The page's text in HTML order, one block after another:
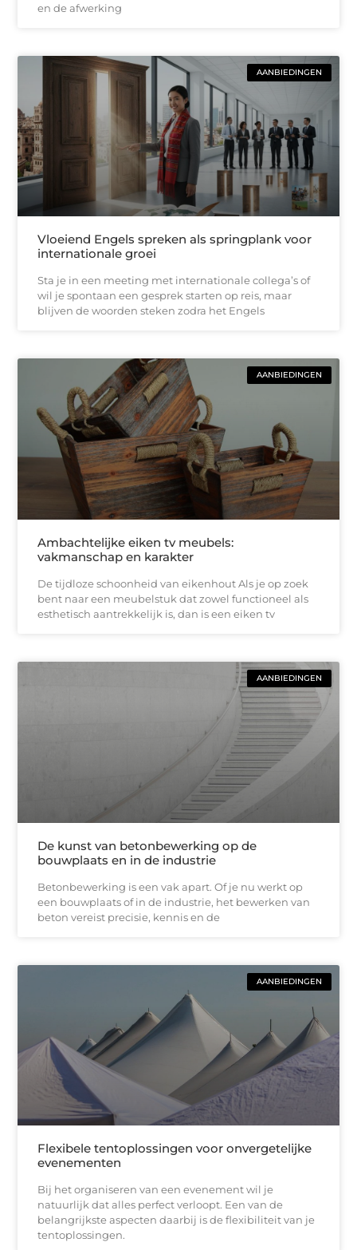
en de afwerking
AANBIEDINGEN
Vloeiend Engels spreken als springplank voor
internationale groei
Sta je in een meeting met internationale collega’s of
wil je spontaan een gesprek starten op reis, maar
blijven de woorden steken zodra het Engels
AANBIEDINGEN
Ambachtelijke eiken tv meubels:
vakmanschap en karakter
De tijdloze schoonheid van eikenhout Als je op zoek
bent naar een meubelstuk dat zowel functioneel als
esthetisch aantrekkelijk is, dan is een eiken tv
AANBIEDINGEN
De kunst van betonbewerking op de
bouwplaats en in de industrie
Betonbewerking is een vak apart. Of je nu werkt op
een bouwplaats of in de industrie, het bewerken van
beton vereist precisie, kennis en de
AANBIEDINGEN
Flexibele tentoplossingen voor onvergetelijke
evenementen
Bij het organiseren van een evenement wil je
natuurlijk dat alles perfect verloopt. Een van de
belangrijkste aspecten daarbij is de flexibiliteit van je
tentoplossingen.